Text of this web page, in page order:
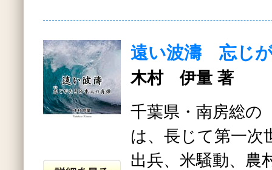
遠い波濤 忘じ
木村 伊量 著
千葉県・南房総の
は、長じて第一次
出兵、米騒動、農